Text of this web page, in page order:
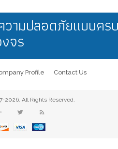
ามปลอดภัยแบบคร
จร
Profile Contact Us
2026. All Rights Reserved.